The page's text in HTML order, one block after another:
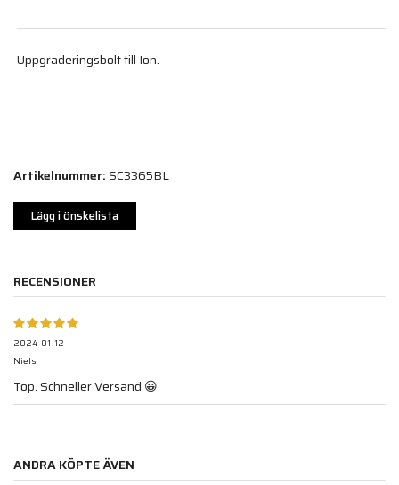
Uppgraderingsbolt till Ion.
Artikelnummer:SC3365BL
Lägg i önskelista
RECENSIONER
2024-01-12
Niels
Top. Schneller Versand 😀
ANDRA KÖPTE ÄVEN